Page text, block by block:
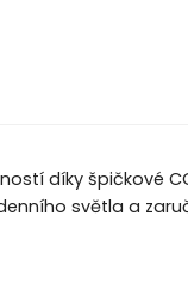
díky špičkové
světla a